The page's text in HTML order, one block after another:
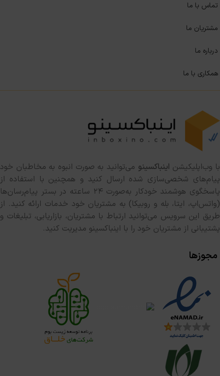
تماس با ما
مشتریان ما
درباره ما
همکاری با ما
با وب‌اپلیکیشن اینباکسینو می‌توانید به صورت انبوه به مخاطبان خود
پیام‌های شخصی‌سازی شده ارسال کنید و همچنین با استفاده از
پاسخگوی هوشمند خودکار به‌صورت ۲۴ ساعته در بستر پیام‌رسان‌ها
(واتس‌اپ، ایتا، بله و روبیکا) به مشتریان خود خدمات ارائه کنید. از
طریق این سرویس می‌توانید ارتباط با مشتریان، بازاریابی، تبلیغات و
پشتیبانی از مشتریان خود را با اینباکسینو مدیریت کنید.
مجوزها